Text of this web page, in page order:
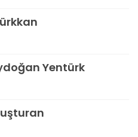
Yentürk